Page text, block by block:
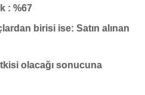
: %67
birisi ise: Satın alınan
olacağı sonucuna